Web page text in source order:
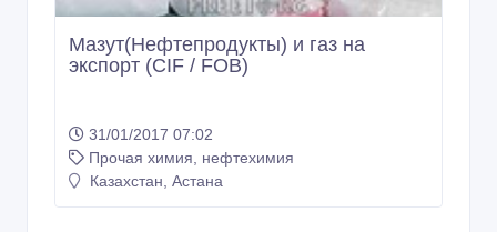
Мазут(Нефтепродукты) и газ на
экспорт (CIF / FOB)
31/01/2017 07:02
Прочая химия, нефтехимия
Казахстан, Астана